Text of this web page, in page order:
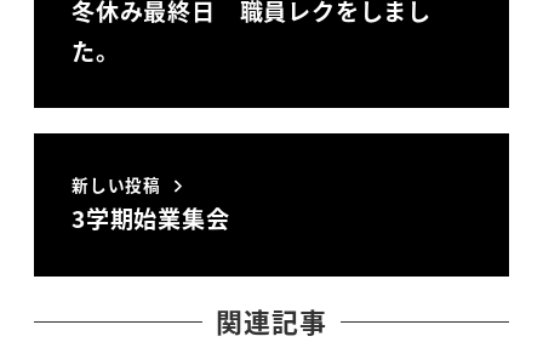
冬休み最終日 職員レクをしまし
た。
新しい投稿
3学期始業集会
関連記事